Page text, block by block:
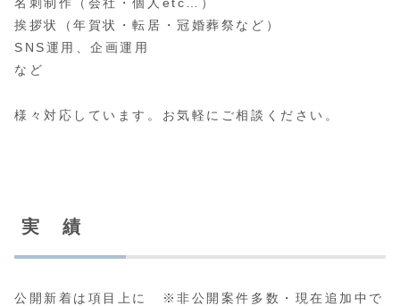
名刺制作（会社・個人etc…）
挨拶状（年賀状・転居・冠婚葬祭など）
SNS運用、企画運用
など
様々対応しています。お気軽にご相談ください。
実 績
公開新着は項目上に ※非公開案件多数・現在追加中で